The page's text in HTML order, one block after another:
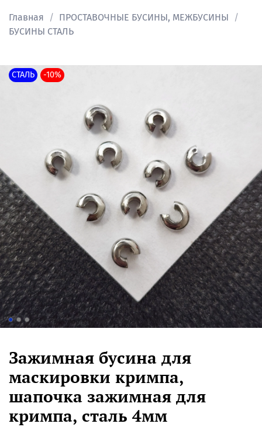
Главная
ПРОСТАВОЧНЫЕ БУСИНЫ, МЕЖБУСИНЫ
БУСИНЫ СТАЛЬ
СТАЛЬ -10%
Зажимная бусина для
маскировки кримпа,
шапочка зажимная для
кримпа, сталь 4мм